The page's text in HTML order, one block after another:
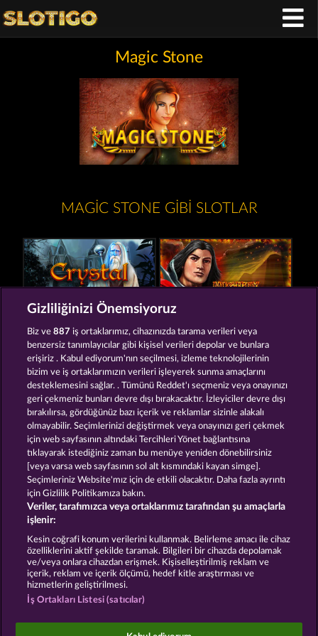
Magic Stone
MAGIC STONE GIBI SLOTLAR
The Land of Heroes
Hüküm ve Koşullar Gizlilik Beyanı Künye
Şirket SSS Ortaklık programı Facebook
İptal talebini gönder
Sosyal casino oyunları sadece eğlence amaçlıdır ve
Gizliliğinizi Önemsiyoruz
Biz ve887 iş ortaklarımız, cihazınızda tarama verileri veya
benzersiz tanımlayıcılar gibi kişisel verileri depolar ve bunlara
erişiriz . Kabul ediyorum'nın seçilmesi, izleme teknolojilerinin
bizim ve iş ortaklarımızın verileri işleyerek sunma amaçlarını
desteklemesini sağlar. . Tümünü Reddet'ı seçmeniz veya onayınızı
geri çekmeniz bunları devre dışı bırakacaktır. İzleyiciler devre dışı
bırakılırsa, gördüğünüz bazı içerik ve reklamlar sizinle alakalı
olmayabilir. Seçimlerinizi değiştirmek veya onayınızı geri çekmek
için web sayfasının altındaki Tercihleri Yönet bağlantısına
tıklayarak istediğiniz zaman bu menüye yeniden dönebilirsiniz
[veya varsa web sayfasının sol alt kısmındaki kayan simge].
Seçimleriniz Website'mız için de etkili olacaktır. Daha fazla ayrıntı
için Gizlilik Politikamıza bakın.
Veriler, tarafımızca veya ortaklarımız tarafından şu amaçlarla
işlenir:
Kesin coğrafi konum verilerini kullanmak. Belirleme amacı ile cihaz
özelliklerini aktif şekilde taramak. Bilgileri bir cihazda depolamak
ve/veya onlara cihazdan erişmek. Kişiselleştirilmiş reklam ve
içerik, reklam ve içerik ölçümü, hedef kitle araştırması ve
hizmetlerin geliştirilmesi.
İş Ortakları Listesi (satıcılar)